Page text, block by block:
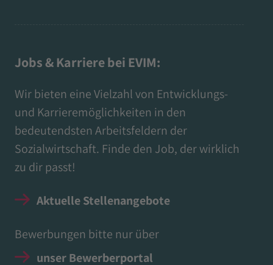
Jobs & Karriere bei EVIM:
Wir bieten eine Vielzahl von Entwicklungs-
und Karrieremöglichkeiten in den
bedeutendsten Arbeitsfeldern der
Sozialwirtschaft. Finde den Job, der wirklich
zu dir passt!
Aktuelle Stellenangebote
Bewerbungen bitte nur über
unser Bewerberportal